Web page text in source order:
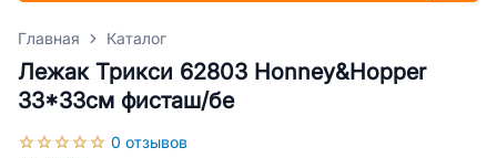
Главная Каталог
Лежак Трикси 62803 Honney&Hopper
33*33см фисташ/бе
0 отзывов